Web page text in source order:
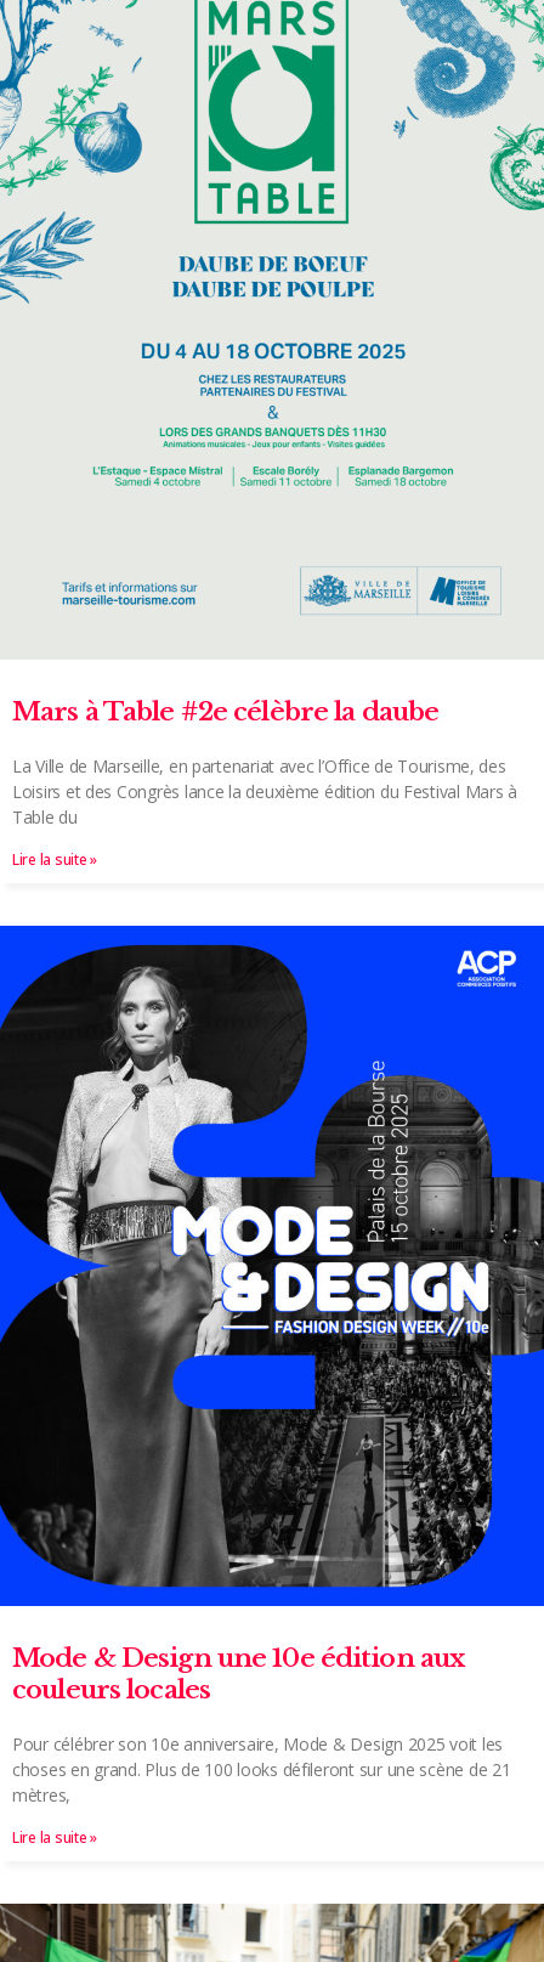
Mars à Table #2e célèbre la daube
La Ville de Marseille, en partenariat avec l’Office de Tourisme, des
Loisirs et des Congrès lance la deuxième édition du Festival Mars à
Table du
Lire la suite »
Mode & Design une 10e édition aux
couleurs locales
Pour célébrer son 10e anniversaire, Mode & Design 2025 voit les
choses en grand. Plus de 100 looks défileront sur une scène de 21
mètres,
Lire la suite »